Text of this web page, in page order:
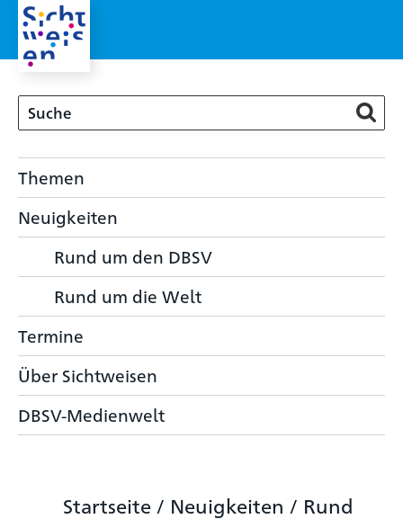
Themen
Neuigkeiten
Rund um den DBSV
Rund um die Welt
Termine
Über Sichtweisen
DBSV-Medienwelt
Startseite / Neuigkeiten / Rund